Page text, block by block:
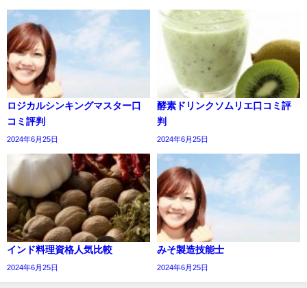
ロジカルシンキングマスター口
コミ評判
2024年6月25日
酵素ドリンクソムリエ口コミ評
判
2024年6月25日
インド料理資格人気比較
2024年6月25日
みそ製造技能士
2024年6月25日